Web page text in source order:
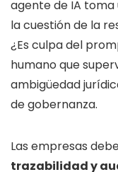
agente de IA toma
la cuestión de la
¿Es culpa del
humano que
ambigüedad
de gobernanza.
Las empresas
trazabilidad y